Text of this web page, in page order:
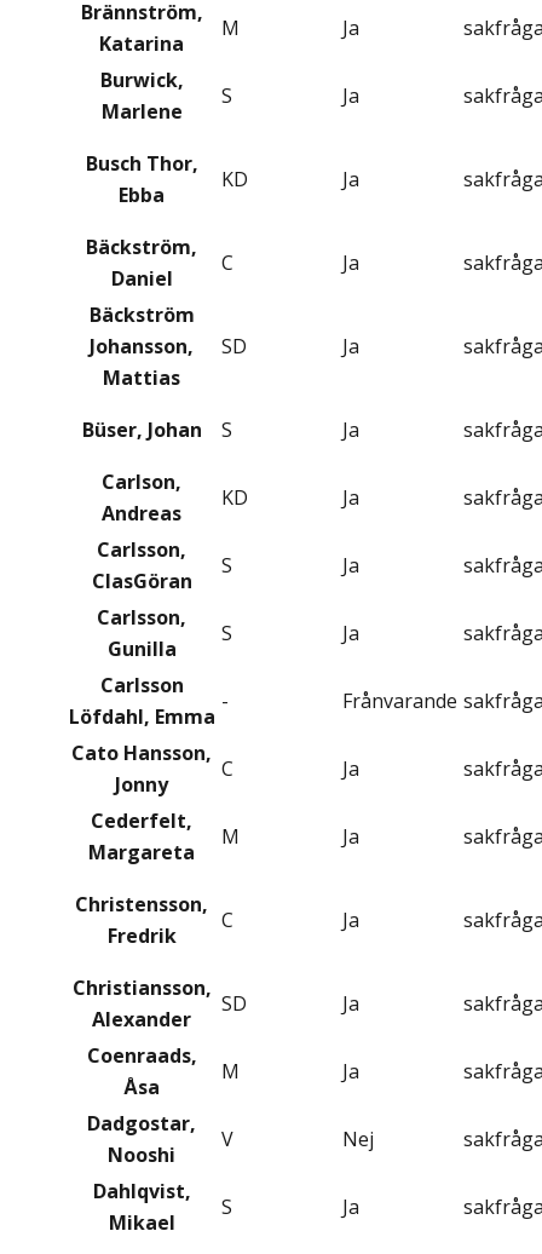
Brännström,
Katarina
M Ja
Burwick,
Marlene
S Ja
Busch Thor,
Ebba
KD Ja
Bäckström,
Daniel
C Ja
Bäckström
Johansson,
Mattias
SD Ja
Büser, Johan S Ja
Carlson,
Andreas
KD Ja
Carlsson,
ClasGöran
S Ja
Carlsson,
Gunilla
S Ja
Carlsson
Löfdahl, Emma
- Frånvarande
Cato Hansson,
Jonny
C Ja
Cederfelt,
Margareta
M Ja
Christensson,
Fredrik
C Ja
Christiansson,
Alexander
SD Ja
Coenraads,
Åsa
M Ja
Dadgostar,
Nooshi
V Nej
Dahlqvist,
Mikael
S Ja